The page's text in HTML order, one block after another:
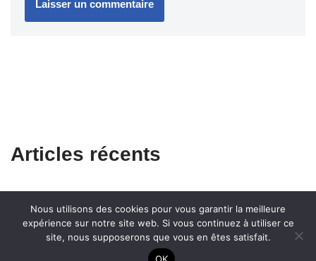
Articles récents
Nous utilisons des cookies pour vous garantir la meilleure
expérience sur notre site web. Si vous continuez à utiliser ce
site, nous supposerons que vous en êtes satisfait.
OK